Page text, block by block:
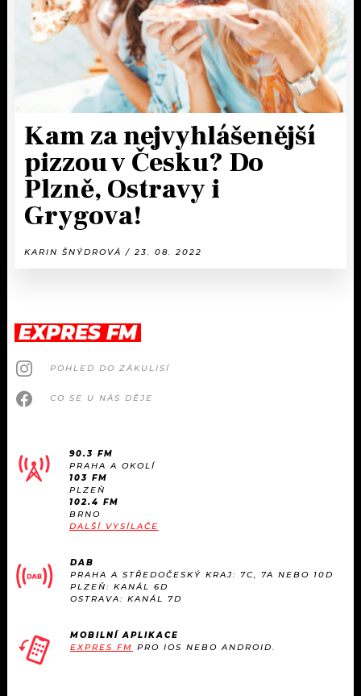
Kam za nejvyhlášenější
pizzou v Česku? Do
Plzně, Ostravy i
Grygova!
KARIN ŠNÝDROVÁ / 23. 08. 2022
EXPRES FM
POHLED DO ZÁKULISÍ
CO SE U NÁS DĚJE
90.3 FM
PRAHA A OKOLÍ
103 FM
PLZEŇ
102.4 FM
BRNO
DALŠÍ VYSÍLAČE
DAB
PRAHA A STŘEDOČESKÝ KRAJ: 7C, 7A NEBO 10D
PLZEŇ: KANÁL 6D
OSTRAVA: KANÁL 7D
MOBILNÍ APLIKACE
EXPRES FM PRO IOS NEBO ANDROID.